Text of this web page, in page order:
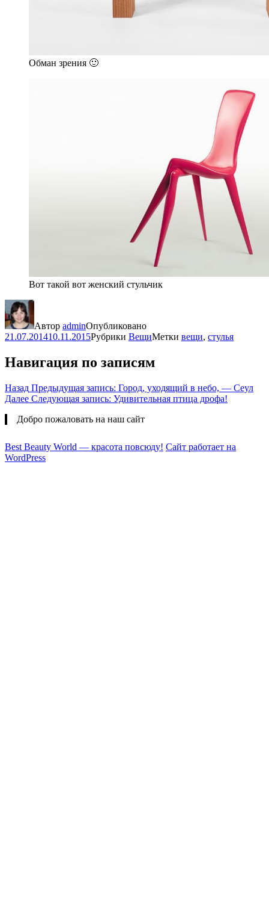
Обман зрения 🙂
Вот такой вот женский стульчик
Автор adminОпубликовано
21.07.201410.11.2015Рубрики ВещиМетки вещи, стулья
Навигация по записям
Назад Предыдущая запись: Город, уходящий в небо, — Сеул
Далее Следующая запись: Удивительная птица дрофа!
Добро пожаловать на наш сайт
Best Beauty World — красота повсюду! Сайт работает на
WordPress